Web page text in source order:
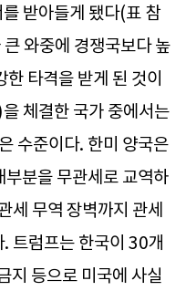
받아들게 됐다(표 참
와중에 경쟁국보다 높
타격을 받게 된 것이
체결한 국가 중에서는
수준이다. 한미 양국은
분을 무관세로 교역하
세 무역 장벽까지 관세
트럼프는 한국이 30개
지 등으로 미국에 사실